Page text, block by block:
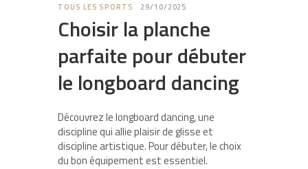
TOUS LES SPORTS 29/10/2025
Choisir la planche
parfaite pour débuter
le longboard dancing
Découvrez le longboard dancing, une
discipline qui allie plaisir de glisse et
discipline artistique. Pour débuter, le choix
du bon équipement est essentiel.